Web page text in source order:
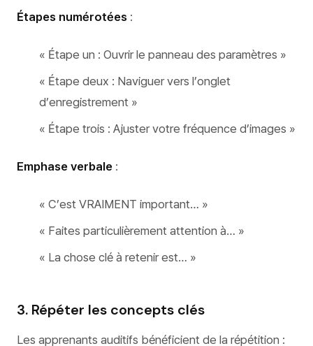
Étapes numérotées :
« Étape un : Ouvrir le panneau des paramètres »
« Étape deux : Naviguer vers l’onglet
d’enregistrement »
« Étape trois : Ajuster votre fréquence d’images »
Emphase verbale :
« C’est VRAIMENT important… »
« Faites particulièrement attention à… »
« La chose clé à retenir est… »
3. Répéter les concepts clés
Les apprenants auditifs bénéficient de la répétition :